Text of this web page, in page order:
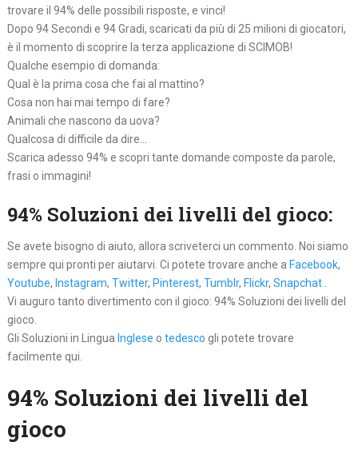
trovare il 94% delle possibili risposte, e vinci!
Dopo 94 Secondi e 94 Gradi, scaricati da più di 25 milioni di giocatori,
è il momento di scoprire la terza applicazione di SCIMOB!
Qualche esempio di domanda:
Qual è la prima cosa che fai al mattino?
Cosa non hai mai tempo di fare?
Animali che nascono da uova?
Qualcosa di difficile da dire…
Scarica adesso 94% e scopri tante domande composte da parole,
frasi o immagini!
94% Soluzioni dei livelli del gioco:
Se avete bisogno di aiuto, allora scriveterci un commento. Noi siamo
sempre qui pronti per aiutarvi. Ci potete trovare anche a Facebook,
Youtube, Instagram, Twitter, Pinterest, Tumblr, Flickr, Snapchat.
Vi auguro tanto divertimento con il gioco: 94% Soluzioni dei livelli del
gioco.
Gli Soluzioni in Lingua Inglese o tedesco gli potete trovare
facilmente qui.
94% Soluzioni dei livelli del
gioco